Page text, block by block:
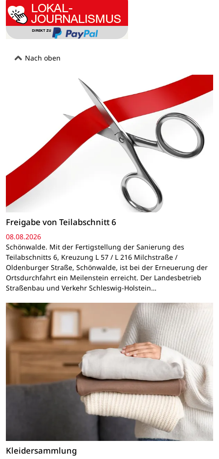
Nach oben
Freigabe von Teilabschnitt 6
08.08.2026
Schönwalde. Mit der Fertigstellung der Sanierung des
Teilabschnitts 6, Kreuzung L 57 / L 216 Milchstraße /
Oldenburger Straße, Schönwalde, ist bei der Erneuerung der
Ortsdurchfahrt ein Meilenstein erreicht. Der Landesbetrieb
Straßenbau und Verkehr Schleswig-Holstein…
Kleidersammlung